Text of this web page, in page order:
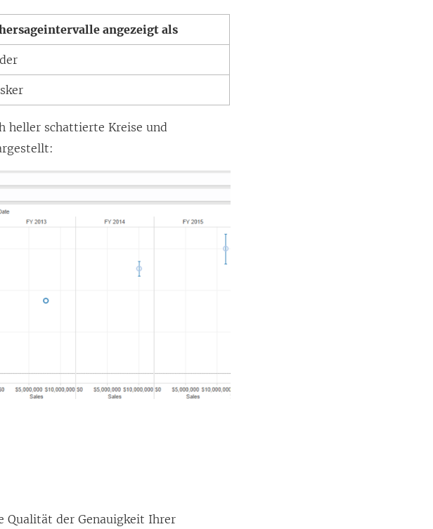
angezeigt als
heller schattierte Kreise und
Qualität der Genauigkeit Ihrer